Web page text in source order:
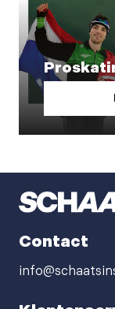
Contact